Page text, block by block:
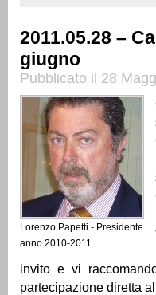
2011.05.28 –
giugno
Pubblicato il 28
Lorenzo Papetti - Presidente
anno 2010-2011
invito e vi
partecipazione diretta